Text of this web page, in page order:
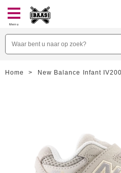
Menu
Home > New Balance Infant